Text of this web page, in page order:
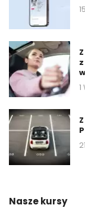
1
Nasze kursy